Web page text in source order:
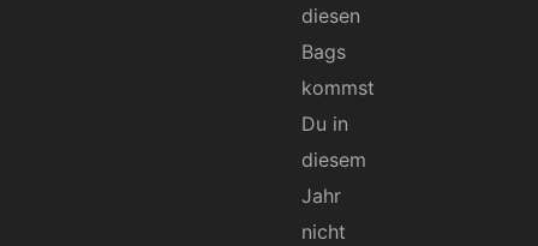
diesen
Bags
kommst
Du in
diesem
Jahr
nicht